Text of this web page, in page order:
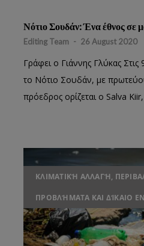
Νότιο Σουδάν: Ένα έθνος σε
Editing Team - 26 August 2020
Γράφει ο Γιάννης Γλύκας Στις
το Νότιο Σουδάν, με
πρόεδρος ορίζεται ο Salva
ΚΛΙΜΑΤΙΚΉ ΑΛΛΑΓΉ,
ΠΡΟΒΛΉΜΑΤΑ ΚΑΙ ΔΊΚΑΙΟ